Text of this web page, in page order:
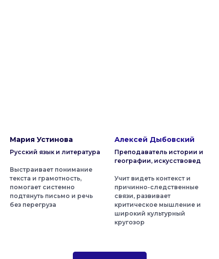
Мария Устинова
Русский язык и литература
Выстраивает понимание
текста и грамотность,
помогает системно
подтянуть письмо и речь
без перегруза
Алексей Дыбовский
Преподаватель истории и
географии, искусствовед
Учит видеть контекст и
причинно-следственные
связи, развивает
критическое мышление и
широкий культурный
кругозор